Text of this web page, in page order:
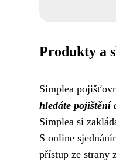
Produkty a
Simplea
hledáte pojištění
Simplea si
S online
přístup ze strany